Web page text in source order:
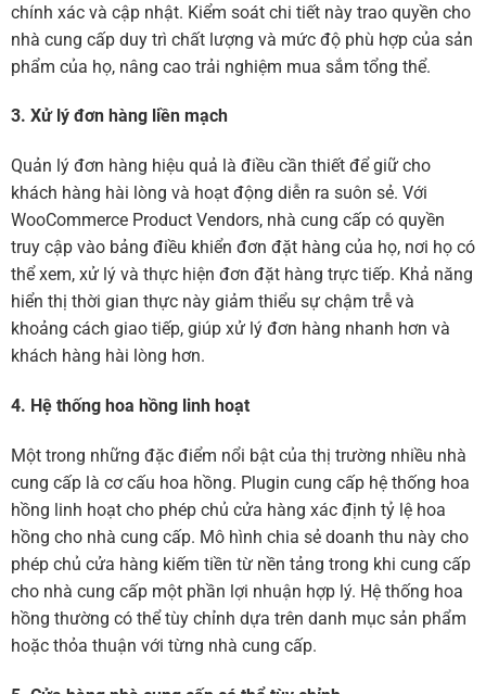
chính xác và cập nhật. Kiểm soát chi tiết này trao quyền cho
nhà cung cấp duy trì chất lượng và mức độ phù hợp của sản
phẩm của họ, nâng cao trải nghiệm mua sắm tổng thể.
3. Xử lý đơn hàng liền mạch
Quản lý đơn hàng hiệu quả là điều cần thiết để giữ cho
khách hàng hài lòng và hoạt động diễn ra suôn sẻ. Với
WooCommerce Product Vendors, nhà cung cấp có quyền
truy cập vào bảng điều khiển đơn đặt hàng của họ, nơi họ có
thể xem, xử lý và thực hiện đơn đặt hàng trực tiếp. Khả năng
hiển thị thời gian thực này giảm thiểu sự chậm trễ và
khoảng cách giao tiếp, giúp xử lý đơn hàng nhanh hơn và
khách hàng hài lòng hơn.
4. Hệ thống hoa hồng linh hoạt
Một trong những đặc điểm nổi bật của thị trường nhiều nhà
cung cấp là cơ cấu hoa hồng. Plugin cung cấp hệ thống hoa
hồng linh hoạt cho phép chủ cửa hàng xác định tỷ lệ hoa
hồng cho nhà cung cấp. Mô hình chia sẻ doanh thu này cho
phép chủ cửa hàng kiếm tiền từ nền tảng trong khi cung cấp
cho nhà cung cấp một phần lợi nhuận hợp lý. Hệ thống hoa
hồng thường có thể tùy chỉnh dựa trên danh mục sản phẩm
hoặc thỏa thuận với từng nhà cung cấp.